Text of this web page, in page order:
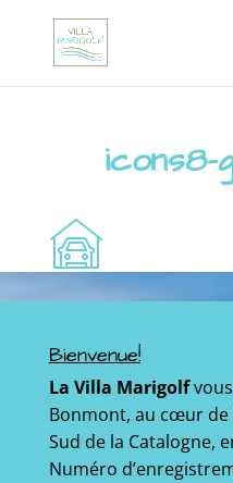
icons8-
Bienvenue!
La Villa Marigolf
Bonmont, au cœur de
Sud de la Catalogne,
Numéro